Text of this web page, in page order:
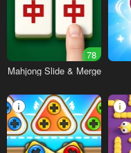
78
Mahjong Slide & Merge